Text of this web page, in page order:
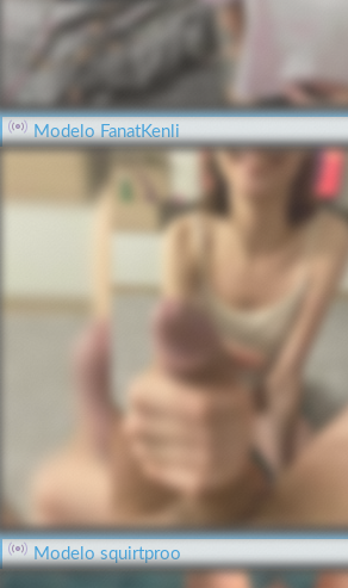
Modelo FanatKenli
Modelo squirtproo